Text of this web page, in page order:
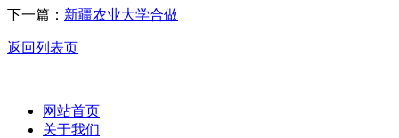
下一篇： 新疆农业大学合做
返回列表页
网站首页
关于我们